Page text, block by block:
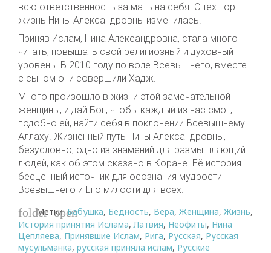
всю ответственность за мать на себя. С тех пор
жизнь Нины Александровны изменилась.
Приняв Ислам, Нина Александровна, стала много
читать, повышать свой религиозный и духовный
уровень. В 2010 году по воле Всевышнего, вместе
с сыном они совершили Хадж.
Много произошло в жизни этой замечательной
женщины, и дай Бог, чтобы каждый из нас смог,
подобно ей, найти себя в поклонении Всевышнему
Аллаху. Жизненный путь Нины Александровны,
безусловно, одно из знамений для размышляющий
людей, как об этом сказано в Коране. Её история -
бесценный источник для осознания мудрости
Всевышнего и Его милости для всех.
folder_open
Метки:Бабушка, Бедность, Вера, Женщина, Жизнь,
История принятия Ислама, Латвия, Неофиты, Нина
Цепляева, Принявшие Ислам, Рига, Русская, Русская
мусульманка, русская приняла ислам, Русские